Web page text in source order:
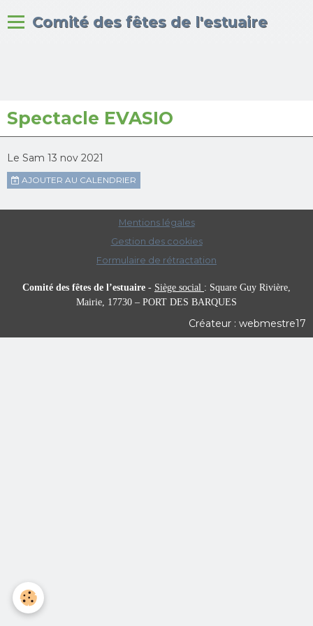
Comité des fêtes de l'estuaire
Albums photos
Spectacle EVASIO
Le Sam 13 nov 2021
AJOUTER AU CALENDRIER
Mentions légales
Gestion des cookies
Formulaire de rétractation
Comité des fêtes de l’estuaire - Siège social : Square Guy Rivière,
Mairie, 17730 – PORT DES BARQUES
Créateur : webmestre17